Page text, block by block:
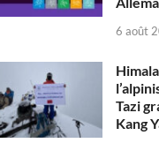
6 août
Tazi
Kang